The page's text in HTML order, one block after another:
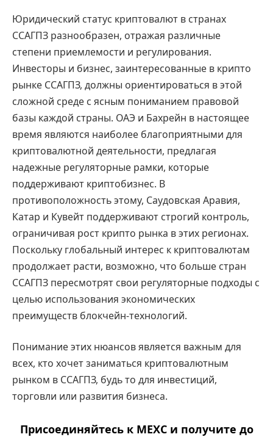
Юридический статус криптовалют в странах
ССАГПЗ разнообразен, отражая различные
степени приемлемости и регулирования.
Инвесторы и бизнес, заинтересованные в крипто
рынке ССАГПЗ, должны ориентироваться в этой
сложной среде с ясным пониманием правовой
базы каждой страны. ОАЭ и Бахрейн в настоящее
время являются наиболее благоприятными для
криптовалютной деятельности, предлагая
надежные регуляторные рамки, которые
поддерживают криптобизнес. В
противоположность этому, Саудовская Аравия,
Катар и Кувейт поддерживают строгий контроль,
ограничивая рост крипто рынка в этих регионах.
Поскольку глобальный интерес к криптовалютам
продолжает расти, возможно, что больше стран
ССАГПЗ пересмотрят свои регуляторные подходы с
целью использования экономических
преимуществ блокчейн-технологий.
Понимание этих нюансов является важным для
всех, кто хочет заниматься криптовалютным
рынком в ССАГПЗ, будь то для инвестиций,
торговли или развития бизнеса.
Присоединяйтесь к MEXC и получите до